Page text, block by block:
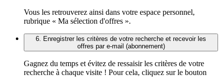
Vous les retrouverez ainsi dans votre espace personnel,
rubrique « Ma sélection d'offres ».
6. Enregistrer les critères de votre recherche et recevoir les
offres par e-mail (abonnement)
Gagnez du temps et évitez de ressaisir les critères de votre
recherche à chaque visite ! Pour cela, cliquez sur le bouton